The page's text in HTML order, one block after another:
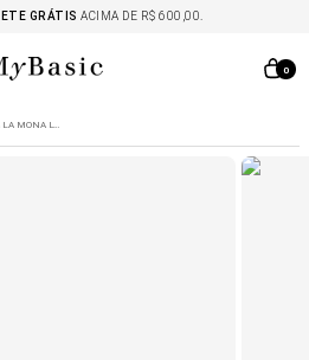
GRÁTIS ACIMA DE R$ 600,00.
0
BLUSA LA MONA LYOCELL OFF WHITE